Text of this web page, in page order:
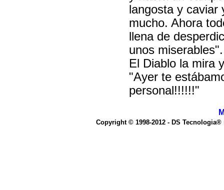
langosta y caviar
mucho. Ahora
llena de
unos miserables".
El Diablo la mira
"Ayer te
personal!!!!!!"
Copyright © 1998-2012 - DS Tecnologia®